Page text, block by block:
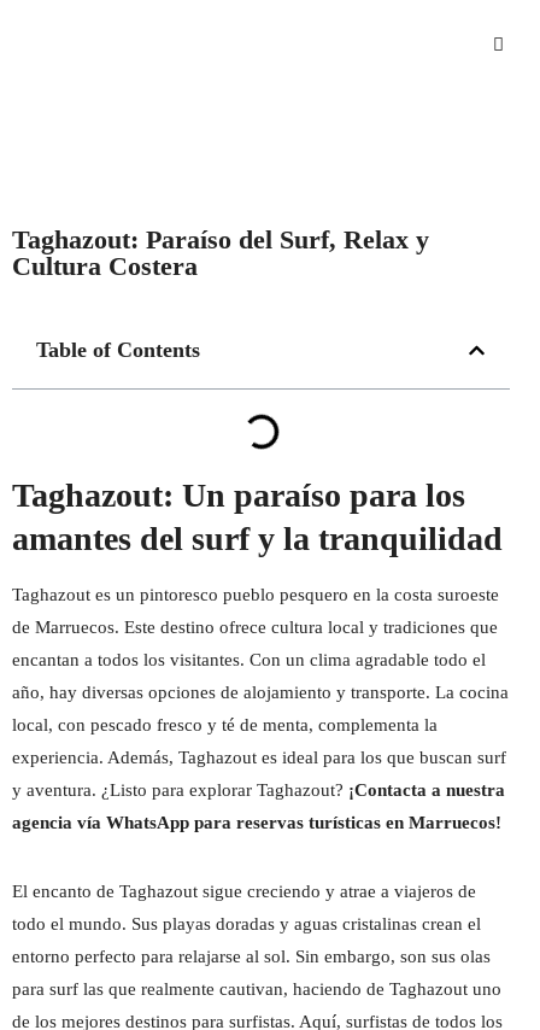
Taghazout: Paraíso del Surf, Relax y
Cultura Costera
Table of Contents
Taghazout: Un paraíso para los
amantes del surf y la tranquilidad
Taghazout es un pintoresco pueblo pesquero en la costa suroeste
de Marruecos. Este destino ofrece cultura local y tradiciones que
encantan a todos los visitantes. Con un clima agradable todo el
año, hay diversas opciones de alojamiento y transporte. La cocina
local, con pescado fresco y té de menta, complementa la
experiencia. Además, Taghazout es ideal para los que buscan surf
y aventura. ¿Listo para explorar Taghazout? ¡Contacta a nuestra
agencia vía WhatsApp para reservas turísticas en Marruecos!
El encanto de Taghazout sigue creciendo y atrae a viajeros de
todo el mundo. Sus playas doradas y aguas cristalinas crean el
entorno perfecto para relajarse al sol. Sin embargo, son sus olas
para surf las que realmente cautivan, haciendo de Taghazout uno
de los mejores destinos para surfistas. Aquí, surfistas de todos los